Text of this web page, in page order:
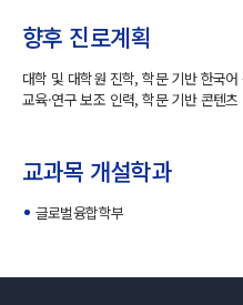
향후 진로계획
대학 및 대학원 진학, 학문 기반 한국
교육·연구 보조 인력, 학문 기반 콘텐
교과목 개설학과
글로벌융합학부